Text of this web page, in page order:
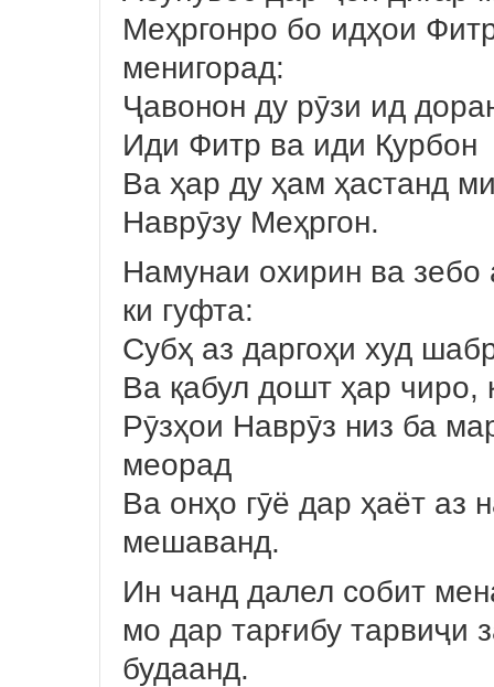
Меҳргонро бо идҳои
менигорад:
Ҷавонон ду рӯзи ид
Иди Фитр ва иди Қурбон
Ва ҳар ду ҳам ҳастанд
Наврӯзу Меҳргон.
Намунаи охирин ва
ки гуфта:
Субҳ аз даргоҳи худ
Ва қабул дошт ҳар
Рӯзҳои Наврӯз низ ба
меорад
Ва онҳо гӯё дар ҳаёт аз
мешаванд.
Ин чанд далел собит
мо дар тарғибу тарвиҷи
будаанд.